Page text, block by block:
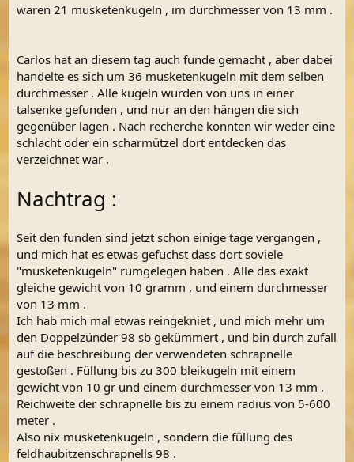
waren 21 musketenkugeln , im durchmesser von 13 mm .
Carlos hat an diesem tag auch funde gemacht , aber dabei
handelte es sich um 36 musketenkugeln mit dem selben
durchmesser . Alle kugeln wurden von uns in einer
talsenke gefunden , und nur an den hängen die sich
gegenüber lagen . Nach recherche konnten wir weder eine
schlacht oder ein scharmützel dort entdecken das
verzeichnet war .
Nachtrag :
Seit den funden sind jetzt schon einige tage vergangen ,
und mich hat es etwas gefuchst dass dort soviele
"musketenkugeln" rumgelegen haben . Alle das exakt
gleiche gewicht von 10 gramm , und einem durchmesser
von 13 mm .
Ich hab mich mal etwas reingekniet , und mich mehr um
den Doppelzünder 98 sb gekümmert , und bin durch zufall
auf die beschreibung der verwendeten schrapnelle
gestoßen . Füllung bis zu 300 bleikugeln mit einem
gewicht von 10 gr und einem durchmesser von 13 mm .
Reichweite der schrapnelle bis zu einem radius von 5-600
meter .
Also nix musketenkugeln , sondern die füllung des
feldhaubitzenschrapnells 98 .